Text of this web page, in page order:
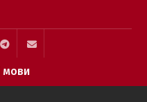
Telegram
Mail
мови